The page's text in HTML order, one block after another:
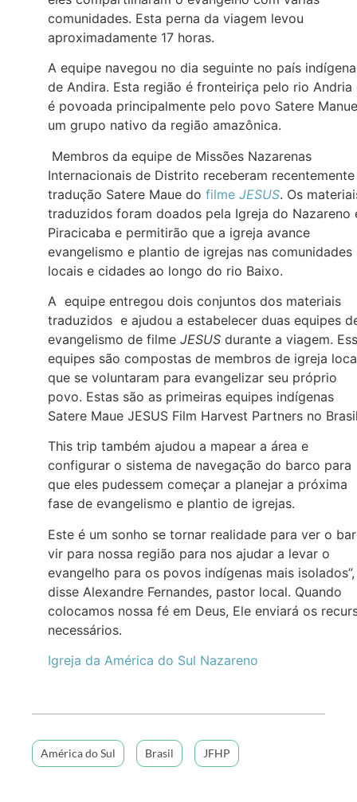
comunidades. Esta perna da viagem levou
aproximadamente 17 horas.
A equipe navegou no dia seguinte no país indígena
de Andira. Esta região é fronteiriça pelo rio Andria
é povoada principalmente pelo povo Satere
um grupo nativo da região amazônica.
Membros da equipe de Missões Nazarenas
Internacionais de Distrito receberam
tradução Satere Maue do filme JESUS. Os
traduzidos foram doados pela Igreja do Nazareno
Piracicaba e permitirão que a igreja avance
evangelismo e plantio de igrejas nas comunidades
locais e cidades ao longo do rio Baixo.
A equipe entregou dois conjuntos dos materiais
traduzidos e ajudou a estabelecer duas equipes
evangelismo de filme JESUS durante a viagem.
equipes são compostas de membros de igreja
que se voluntaram para evangelizar seu próprio
povo. Estas são as primeiras equipes indígenas
Satere Maue JESUS Film Harvest Partners no
This trip também ajudou a mapear a área e
configurar o sistema de navegação do barco para
que eles pudessem começar a planejar a próxima
fase de evangelismo e plantio de igrejas.
Este é um sonho se tornar realidade para ver o
vir para nossa região para nos ajudar a levar o
evangelho para os povos indígenas mais isolados”,
disse Alexandre Fernandes, pastor local. Quando
colocamos nossa fé em Deus, Ele enviará os
necessários.
Igreja da América do Sul Nazareno
América do Sul Brasil JFHP